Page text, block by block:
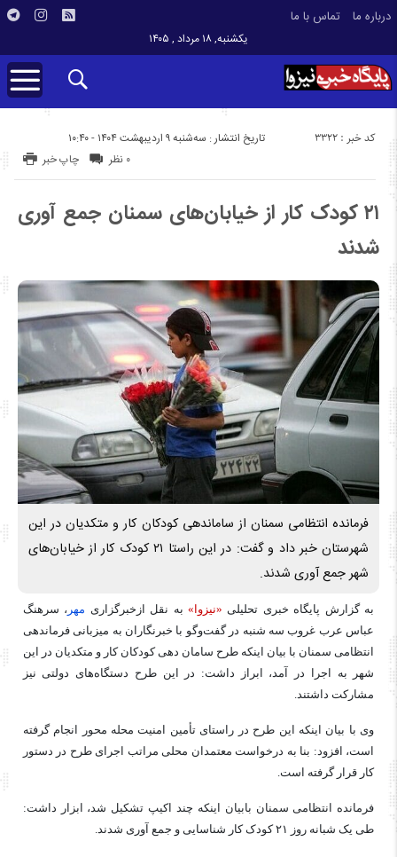
درباره ما تماس با ما
یکشنبه, ۱۸ مرداد , ۱۴۰۵
تاریخ انتشار : سه‌شنبه ۹ اردیبهشت ۱۴۰۴ - ۱۰:۴۰ کد خبر : 3322
چاپ خبر ۰ نظر
۲۱ کودک کار از خیابان‌های سمنان جمع آوری
شدند
فرمانده انتظامی سمنان از ساماندهی کودکان کار و متکدیان در این
شهرستان خبر داد و گفت: در این راستا ۲۱ کودک کار از خیابان‌های
شهر جمع آوری شدند.
به گزارش پایگاه خبری تحلیلی «نیزوا»به نقل ازخبرگزاری مهر ، سرهنگ
عباس عرب غروب سه شنبه در گفت‌وگو با خبرنگاران به میزبانی فرماندهی
انتظامی سمنان با بیان اینکه طرح سامان دهی کودکان کار و متکدیان در این
شهر به اجرا در آمد، ابراز داشت: در این طرح دستگاه‌های دولتی نیز
مشارکت داشتند.
وی با بیان اینکه این طرح در راستای تأمین امنیت محله محور انجام گرفته
است، افزود: بنا به درخواست معتمدان محلی مراتب اجرای طرح در دستور
کار قرار گرفته است.
فرمانده انتظامی سمنان بابیان اینکه چند اکیپ تشکیل شد، ابزار داشت:
طی یک شبانه روز ۲۱ کودک کار شناسایی و جمع
آوریشدند.